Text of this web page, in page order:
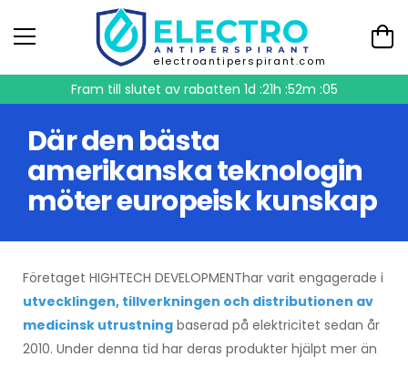
electroantiperspirant.com
Fram till slutet av rabatten 1d :21h :52m :05
Där den bästa
amerikanska teknologin
möter europeisk kunskap
Företaget HIGHTECH DEVELOPMENThar varit engagerade i
utvecklingen, tillverkningen och distributionen av
medicinsk utrustning baserad på elektricitet sedan år
2010. Under denna tid har deras produkter hjälpt mer än